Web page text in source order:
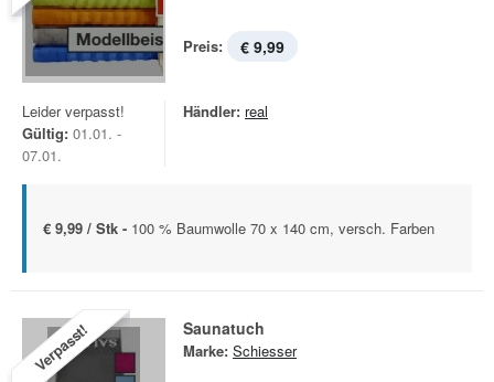
Preis: € 9,99
Leider verpasst!
Gültig: 01.01. -
07.01.
Händler: real
€ 9,99 / Stk - 100 % Baumwolle 70 x 140 cm, versch. Farben
Verpasst! Saunatuch
Marke: Schiesser